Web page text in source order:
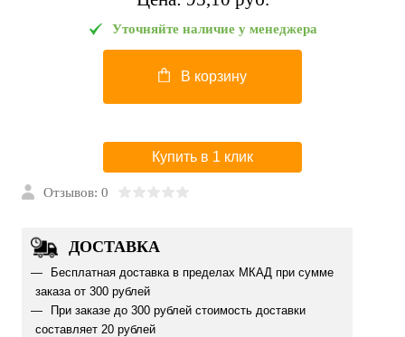
Уточняйте наличие у менеджера
В корзину
Купить в 1 клик
Отзывов: 0
ДОСТАВКА
Бесплатная доставка в пределах МКАД при сумме
заказа от 300 рублей
При заказе до 300 рублей стоимость доставки
составляет 20 рублей